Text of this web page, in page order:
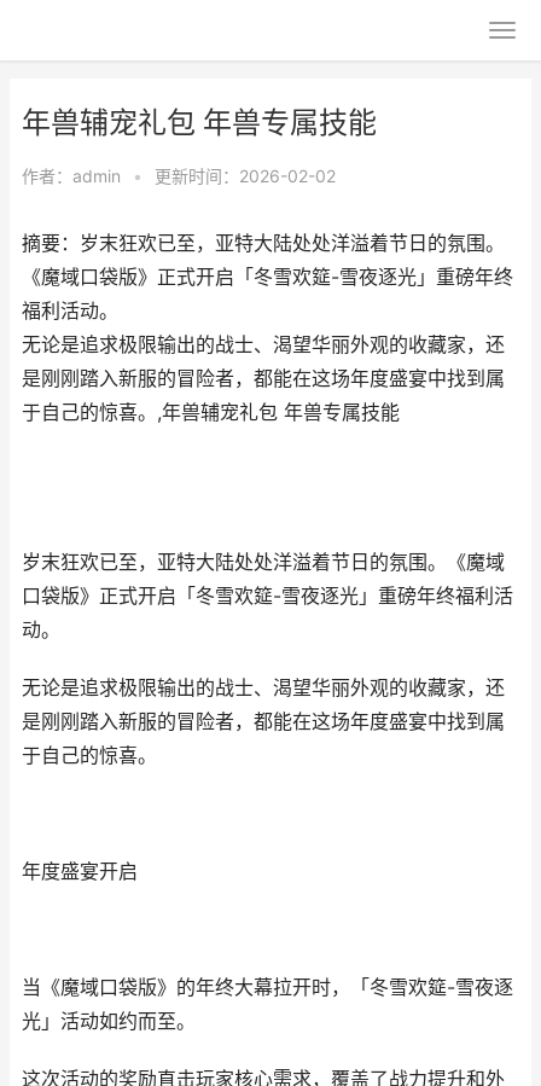
年兽辅宠礼包 年兽专属技能
作者： admin • 更新时间：2026-02-02
摘要：​岁末狂欢已至，亚特大陆处处洋溢着节日的氛围。
《魔域口袋版》正式开启「冬雪欢筵-雪夜逐光」重磅年终
福利活动。
无论是追求极限输出的战士、渴望华丽外观的收藏家，还
是刚刚踏入新服的冒险者，都能在这场年度盛宴中找到属
于自己的惊喜。,年兽辅宠礼包 年兽专属技能
岁末狂欢已至，亚特大陆处处洋溢着节日的氛围。《魔域
口袋版》正式开启「冬雪欢筵-雪夜逐光」重磅年终福利活
动。
无论是追求极限输出的战士、渴望华丽外观的收藏家，还
是刚刚踏入新服的冒险者，都能在这场年度盛宴中找到属
于自己的惊喜。
年度盛宴开启
当《魔域口袋版》的年终大幕拉开时，「冬雪欢筵-雪夜逐
光」活动如约而至。
这次活动的奖励直击玩家核心需求，覆盖了战力提升和外